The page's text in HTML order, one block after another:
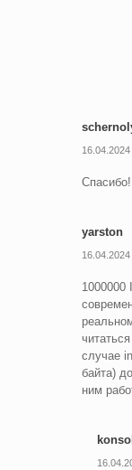
yarston
1000000
случае
байта)
ним